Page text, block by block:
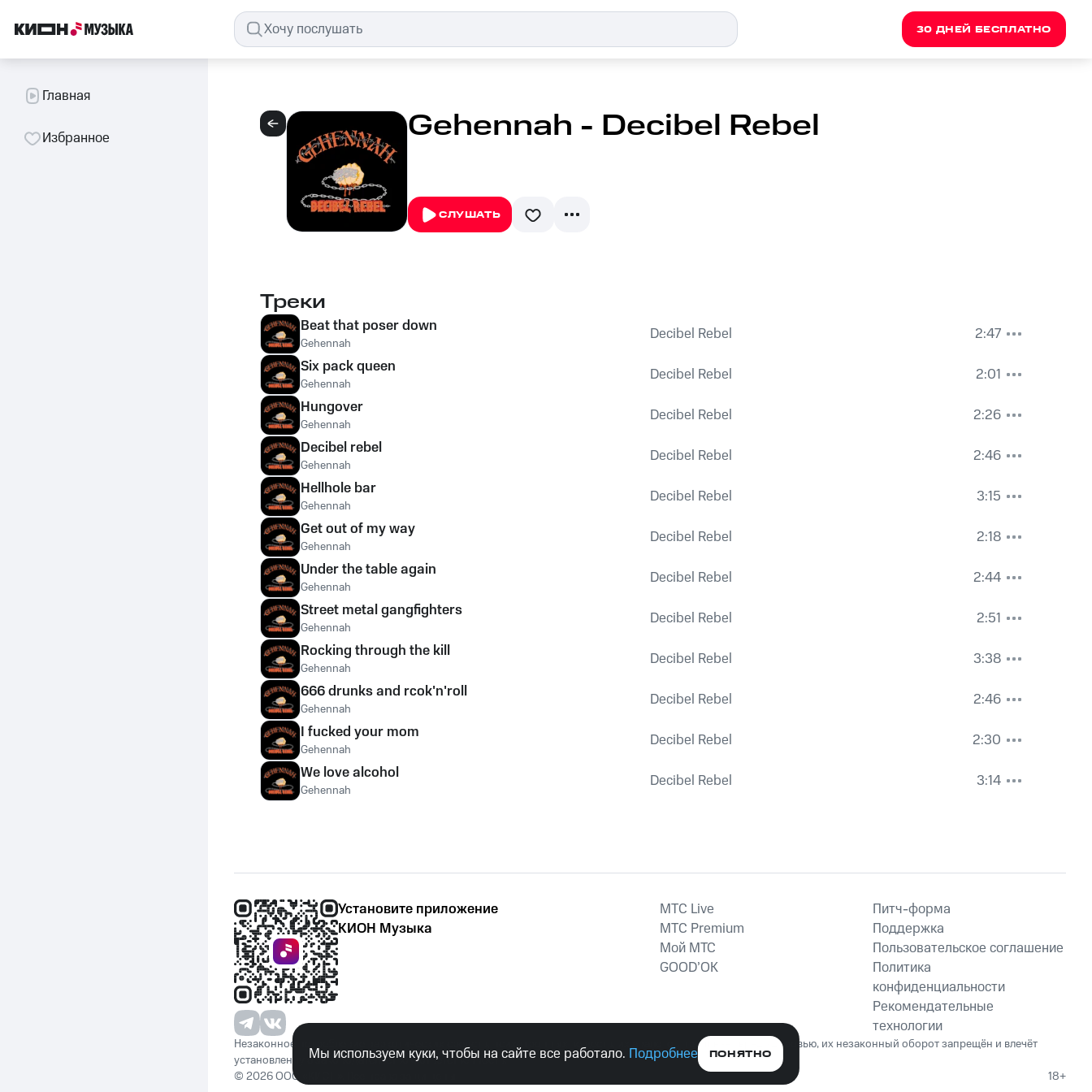
30 ДНЕЙ БЕСПЛАТНО
Главная
Избранное Gehennah - Decibel Rebel
СЛУШАТЬ
Треки
Beat that poser down
Gehennah Decibel Rebel
2:47
Six pack queen
Gehennah Decibel Rebel
2:01
Hungover
Gehennah Decibel Rebel
2:26
Decibel rebel
Gehennah Decibel Rebel
2:46
Hellhole bar
Gehennah Decibel Rebel
3:15
Get out of my way
Gehennah Decibel Rebel
2:18
Under the table again
Gehennah Decibel Rebel
2:44
Street metal gangfighters
Gehennah Decibel Rebel
2:51
Rocking through the kill
Gehennah Decibel Rebel
3:38
666 drunks and rcok'n'roll
Gehennah Decibel Rebel
2:46
I fucked your mom
Gehennah Decibel Rebel
2:30
We love alcohol
Gehennah Decibel Rebel 3:14
Установите приложение
КИОН Музыка
MTС Live
MTС Premium
Мой МТС
GOOD’OK
Питч-форма
Поддержка
Пользовательское соглашение
Политика
конфиденциальности
Рекомендательные
технологии
Незаконное потребление наркотических средств, психотропных веществ, их аналогов причиняет вред здоровью, их незаконный оборот запрещён и влечёт
установленную законодательством ответственность.
© 2026 ООО «КИОН». Все права защищены
18+
Мы используем куки, чтобы на сайте все работало. Подробнее ПОНЯТНО